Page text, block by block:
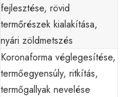
fejlesztése, rövid
termőrészek kialakítása,
nyári zöldmetszés
Koronaforma véglegesítése,
termőegyensúly, ritkítás,
termőgallyak nevelése